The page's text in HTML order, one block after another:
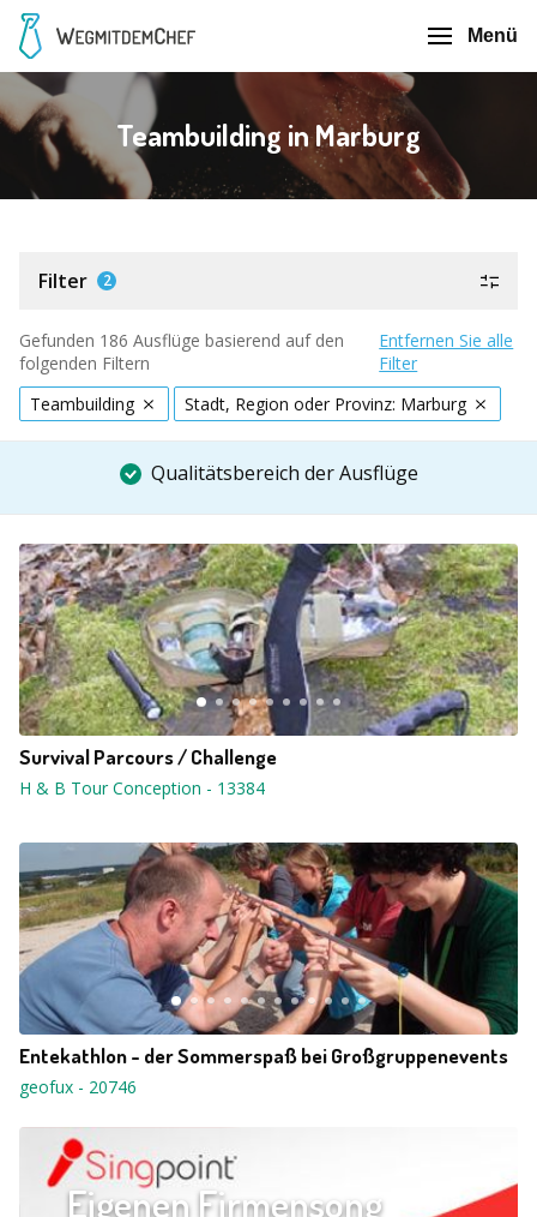
Menü
Teambuilding in Marburg
Filter 2
Gefunden 186 Ausflüge basierend auf den
folgenden Filtern
Entfernen Sie alle
Filter
Teambuilding
Stadt, Region oder Provinz: Marburg
Qualitätsbereich der Ausflüge
Survival Parcours / Challenge
H & B Tour Conception - 13384
Entekathlon - der Sommerspaß bei Großgruppenevents
geofux - 20746
Eigenen Firmensong